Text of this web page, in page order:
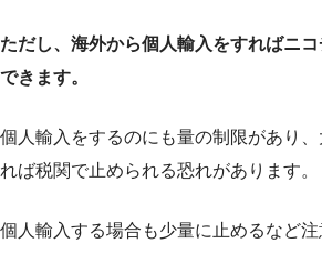
ただし、海外から個人輸入をすればニ
できます。
個人輸入をするのにも量の制限があり
れば税関で止められる恐れがあります。
個人輸入する場合も少量に止めるなど